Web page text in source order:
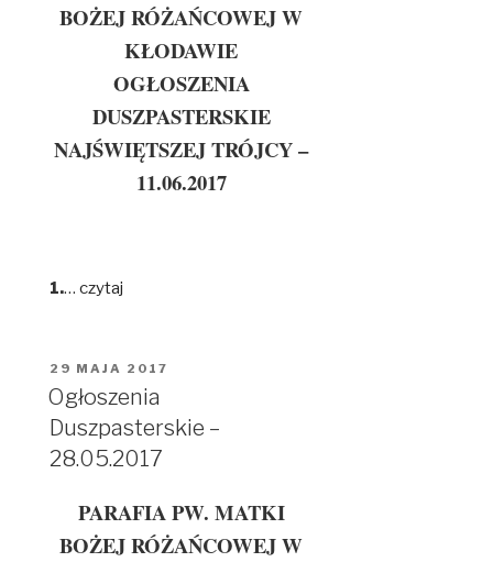
BOŻEJ RÓŻAŃCOWEJ W
KŁODAWIE
OGŁOSZENIA
DUSZPASTERSKIE
NAJŚWIĘTSZEJ TRÓJCY –
11.06.2017
1.… czytaj
OPUBLIKOWANE
W
29 MAJA 2017
Ogłoszenia
Duszpasterskie –
28.05.2017
PARAFIA PW. MATKI
BOŻEJ RÓŻAŃCOWEJ W